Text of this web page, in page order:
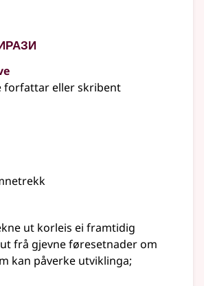
forfattar eller skribent
ut korleis ei framtidig
frå gjevne føresetnader om
kan påverke utviklinga;